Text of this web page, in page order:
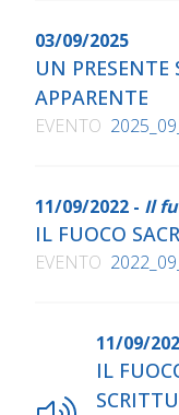
03/09/2025
UN PRESENTE
APPARENTE
EVENTO
11/09/2022 - Il
IL FUOCO
EVENTO
11/09/
IL